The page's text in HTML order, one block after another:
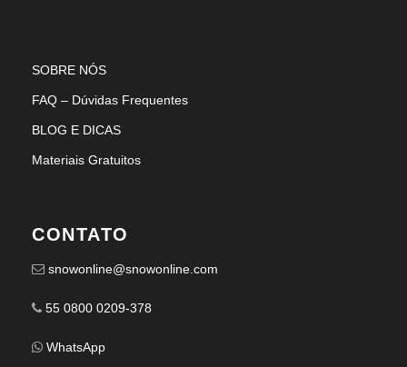
SOBRE NÓS
FAQ – Dúvidas Frequentes
BLOG E DICAS
Materiais Gratuitos
CONTATO
snowonline@snowonline.com
55 0800 0209-378
WhatsApp